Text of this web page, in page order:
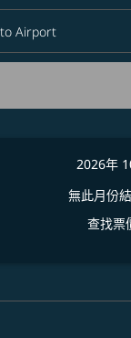
2026年
無此月份
查找票